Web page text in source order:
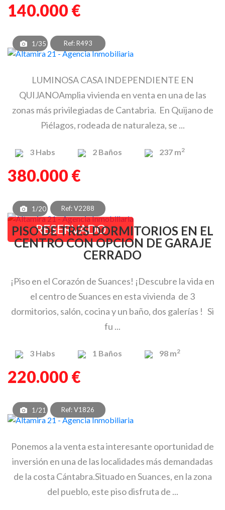
140.000 €
1/35 Ref: R493
LUMINOSA CASA INDEPENDIENTE EN
QUIJANOAmplia vivienda en venta en una de las
zonas más privilegiadas de Cantabria. En Quijano de
Piélagos, rodeada de naturaleza, se ...
3 Habs 2 Baños 237 m2
380.000 €
1/20 Ref: V2288
RESERVADO
PISO DE TRES DORMITORIOS EN EL
CENTRO CON OPCION DE GARAJE
CERRADO
¡Piso en el Corazón de Suances! ¡Descubre la vida en
el centro de Suances en esta vivienda de 3
dormitorios, salón, cocina y un baño, dos galerías ! Si
fu ...
3 Habs 1 Baños 98 m2
220.000 €
1/21 Ref: V1826
Ponemos a la venta esta interesante oportunidad de
inversión en una de las localidades más demandadas
de la costa Cántabra.Situado en Suances, en la zona
del pueblo, este piso disfruta de ...